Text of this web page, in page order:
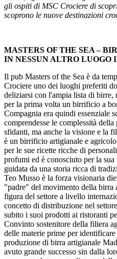
Riportiamo, di seguito il
MSC WORLD EUROPA
L'ESPERIENZA
PARTNERSHIP
Il mastro birraio Teo Musso ha
per creare un'esclusiva
prodotte
MSC Crociere ha rivelato oggi
l'offerta Beverage della prossima
Ilpluripremiato mastro birraio
Birrificio Agricolo Baladin Farm,
per creare una gamma
MSC le quali saranno prodotte in
trova all’interno nave. Il birrificio
inedite birre "oceaniche" prodotte
esclusivamente a bordo, offrendo